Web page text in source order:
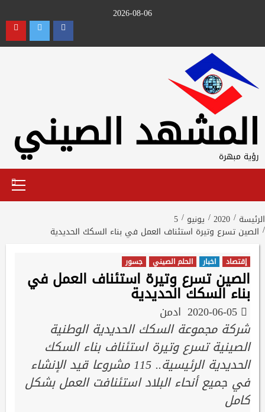
2026-08-06
Facebook
Twitter
المشهد الصيني
رؤية مبهرة
Primary
الرئيسة 2020 يونيو 5
الصين تسرع وتيرة استئناف العمل في بناء السكك الحديدية
إقتصاد اخبار الحلم الصيني جسور
الصين تسرع وتيرة استئناف العمل في
بناء السكك الحديدية
ادمن
شركة مجموعة السكك الحديدية الوطنية
الصينية تسرع وتيرة استئناف بناء السكك
الحديدية الرئيسية.. 115 مشروعا قيد الإنشاء
في جميع أنحاء البلاد استئنافت العمل بشكل
كامل